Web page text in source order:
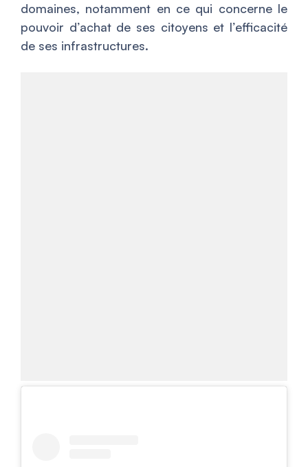
domaines, notamment en ce qui concerne le
pouvoir d’achat de ses citoyens et l’efficacité
de ses infrastructures.